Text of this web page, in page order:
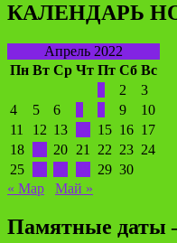
КАЛЕНДАРЬ
Апрель 2022
Пн Вт Ср Чт Пт Сб Вс
2
3
4
5 6 9
10
11
12 13 15 16 17
18
20 21 22 23 24
25
29 30
« Мар
Май »
Памятные даты